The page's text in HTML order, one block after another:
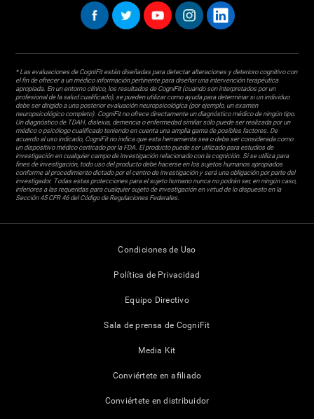
* Las evaluaciones de CogniFit están diseñadas para detectar alteraciones y deterioro cognitivo con
el fin de ofrecer a un médico información pertinente para diseñar una intervención terapéutica
apropiada. En un entorno clínico, los resultados de CogniFit (cuando son interpretados por un
profesional de la salud cualificado), se pueden utilizar como ayuda para determinar si un individuo
debe ser dirigido a una posterior evaluación neuropsicológica (por ejemplo, un examen
neuropsicológico completo). CogniFit no ofrece directamente un diagnóstico médico de ningún tipo.
Un diagnóstico de TDAH, dislexia, demencia o enfermedad similar sólo puede ser realizada por un
médico o psicólogo cualificado teniendo en cuenta una amplia gama de posibles factores. De
acuerdo al uso indicado, CogniFit no indica que esta herramienta sea o deba ser considerada como
un dispositivo médico certicado por la FDA. El producto puede ser utilizado para estudios de
investigación en cualquier campo de investigación relacionado con la cognición. Si se utiliza para
fines de investigación, todo uso del producto debe hacerse en los sujetos humanos apropiados
conforme al procedimiento dictado por el centro de investigación y será una obligación por parte del
investigador. Todas estas protecciones para el sujeto humano nunca no podrán ser, en ningún caso,
inferiores a las requeridas para cualquier sujeto de investigación en virtud de lo dispuesto en la
Sección 45 CFR 46 del Código de Regulaciones Federales.
Condiciones de Uso
Política de Privacidad
Equipo Directivo
Sala de prensa de CogniFit
Media Kit
Conviértete en afiliado
Conviértete en distribuidor